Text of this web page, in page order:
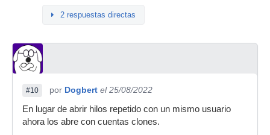
2 respuestas directas
#10 por Dogbert el 25/08/2022
En lugar de abrir hilos repetido con un mismo usuario
ahora los abre con cuentas clones.